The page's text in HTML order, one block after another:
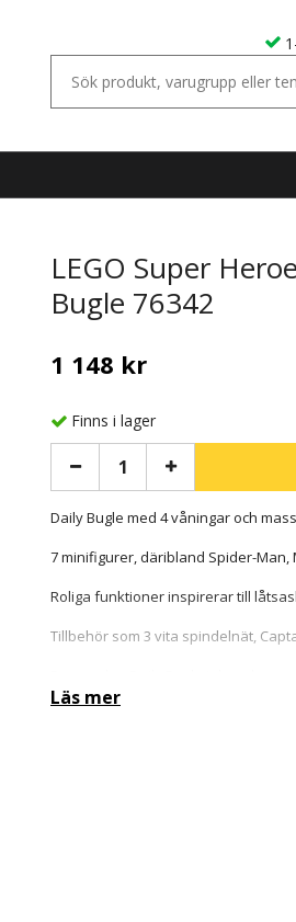
LEGO Super
Bugle 76342
1 148 kr
Finns i lager
Daily Bugle med 4 våningar och
7 minifigurer, däribland Spider-
Roliga funktioner inspirerar till
Tillbehör som 3 vita spindelnät,
Läs mer